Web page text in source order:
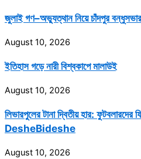
জুলাই গণ–অভ্যুত্থান নিয়ে চাঁদপুর
August 10, 2026
ইতিহাস গড়ে নারী বিশ্বকাপে মালাউই
August 10, 2026
লিভারপুলের টানা দ্বিতীয় হার: ফুটবলারদের
DesheBideshe
August 10, 2026